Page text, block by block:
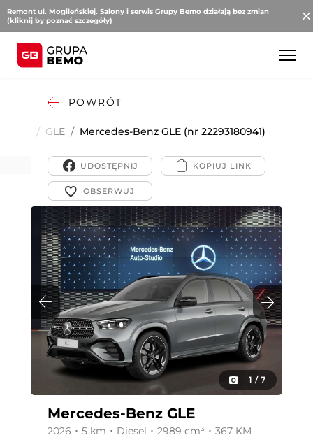
Remont ul. Mogileńskiej. Salony i serwis Grupy Bemo działają bez zmian
(kliknij by poznać szczegóły)
POWRÓT
/ GLE / Mercedes-Benz GLE (nr 22293180941)
1 / 7
UDOSTĘPNIJ
Mercedes-Benz GLE
2026 ･ 5 km ･ Diesel ･ 2989 cm³ ･ 367 KM